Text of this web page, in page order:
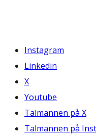
Instagram
Linkedin
X
Youtube
Talmannen på X
Talmannen på